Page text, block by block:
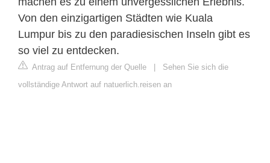
Von den einzigartigen Städten wie Kuala
Lumpur bis zu den paradiesischen Inseln gibt es
so viel zu entdecken.
Antrag auf Entfernung der Quelle | Sehen Sie sich die
vollständige Antwort auf natuerlich.reisen an